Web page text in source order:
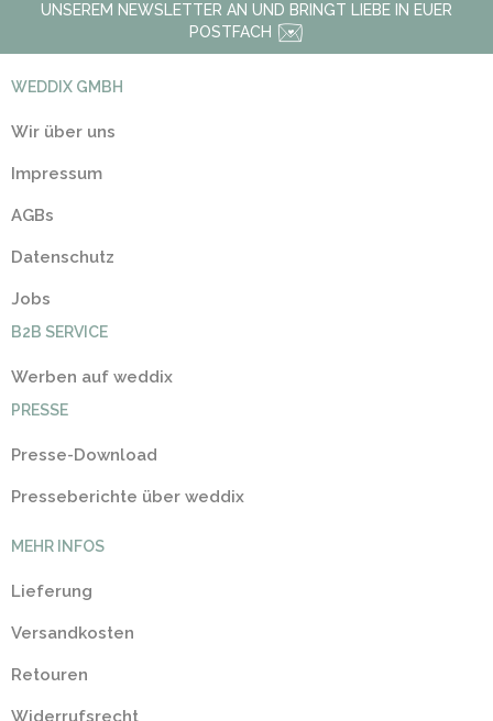
UNSEREM NEWSLETTER AN UND BRINGT LIEBE IN EUER
POSTFACH
WEDDIX GMBH
Wir über uns
Impressum
AGBs
Datenschutz
Jobs
B2B SERVICE
Werben auf weddix
PRESSE
Presse-Download
Presseberichte über weddix
MEHR INFOS
Lieferung
Versandkosten
Retouren
Widerrufsrecht